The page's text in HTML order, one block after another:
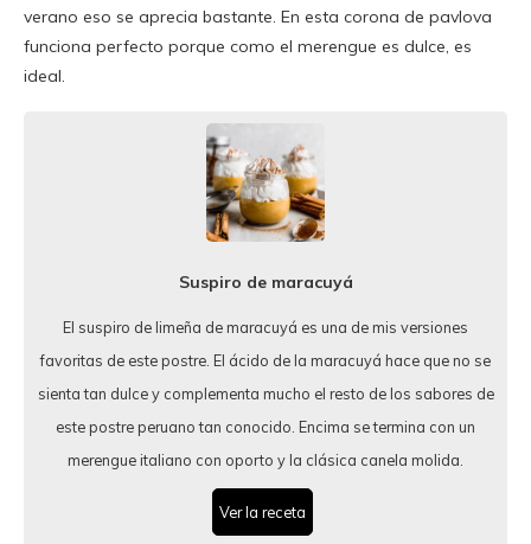
verano eso se aprecia bastante. En esta corona de pavlova
funciona perfecto porque como el merengue es dulce, es
ideal.
Suspiro de maracuyá
El suspiro de limeña de maracuyá es una de mis versiones
favoritas de este postre. El ácido de la maracuyá hace que no se
sienta tan dulce y complementa mucho el resto de los sabores de
este postre peruano tan conocido. Encima se termina con un
merengue italiano con oporto y la clásica canela molida.
Ver la receta